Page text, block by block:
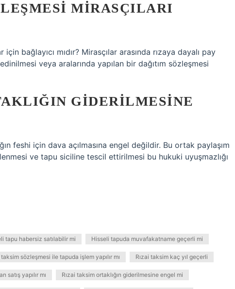
MIRASÇILARI
bağlayıcı mıdır? Mirasçılar arasında rızaya dayalı pay
veya aralarında yapılan bir dağıtım sözleşmesi
GIDERILMESINE
feshi için dava açılmasına engel değildir. Bu ortak paylaşım
ve tapu siciline tescil ettirilmesi bu hukuki uyuşmazlığı
tapu habersiz satılabilir mi Hisseli tapuda muvafakatname geçerli mi
sözleşmesi ile tapuda işlem yapılır mı Rızai taksim kaç yıl geçerli
satış yapılır mı Rızai taksim ortaklığın giderilmesine engel mi